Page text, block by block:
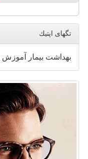
تگهای اپتیك
بهداشت بیمار آموزش